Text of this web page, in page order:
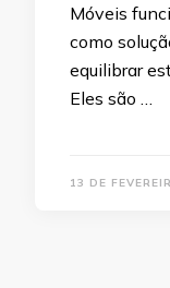
Móveis
como
equilibrar
Eles são …
13 DE